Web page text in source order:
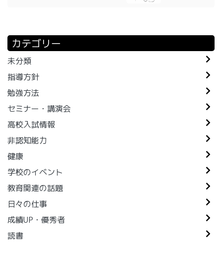
カテゴリー
未分類
指導方針
勉強方法
セミナー・講演会
高校入試情報
非認知能力
健康
学校のイベント
教育関連の話題
日々の仕事
成績UP・優秀者
読書